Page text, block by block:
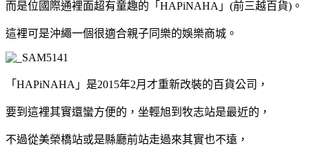
而是位國際通裡面超有童趣的「HAPiNAHA」(前三越百貨)。
這裡可是沖繩一個很適合親子同樂的娛樂商城。
「HAPiNAHA」是2015年2月才重新改裝的百貨公司，
要到這裡其實還蠻方便的，坐輕旭到牧志站是最近的，
不過從美榮橋站或是縣廳前站走過來其實也不遠，